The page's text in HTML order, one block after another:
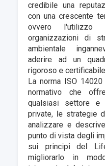
credibile una
con una crescente
ovvero
organizzazioni di
ambientale
aderire ad un
rigoroso e
La norma ISO
normativo che
qualsiasi settore e
private, le strategie
analizzare e
punto di vista degli
sui principi del
migliorarlo in